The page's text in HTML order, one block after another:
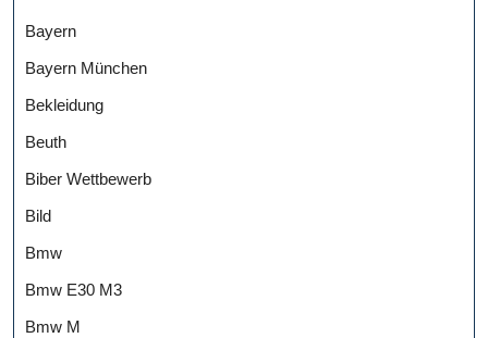
Bayern
Bayern München
Bekleidung
Beuth
Biber Wettbewerb
Bild
Bmw
Bmw E30 M3
Bmw M